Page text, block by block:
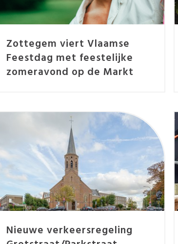
Zottegem viert Vlaamse
Feestdag met feestelijke
zomeravond op de Markt
Nieuwe verkeersregeling